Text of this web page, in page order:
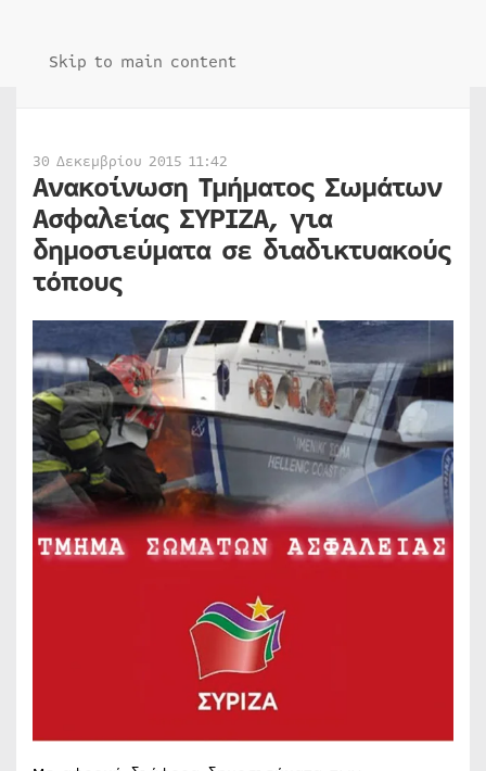
Skip to main content
30 Δεκεμβρίου 2015 11:42
Ανακοίνωση Τμήματος Σωμάτων
Ασφαλείας ΣΥΡΙΖΑ, για
δημοσιεύματα σε διαδικτυακούς
τόπους